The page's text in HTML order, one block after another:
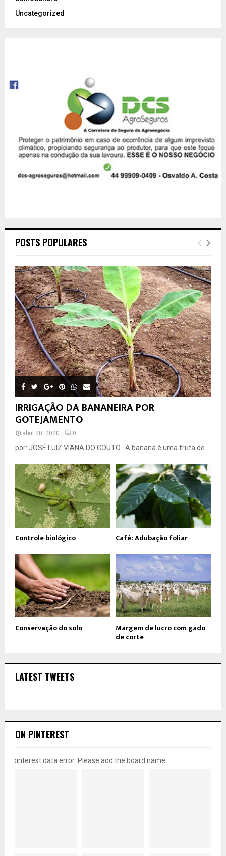
Uncategorized
POSTS POPULARES
IRRIGAÇÃO DA BANANEIRA POR
GOTEJAMENTO
abril 20, 2020 0
por: JOSÉ LUIZ VIANA DO COUTO A banana é uma fruta de...
Controle biológico Café: Adubação foliar
Conservação do solo Margem de lucro com gado
de corte
LATEST TWEETS
ON PINTEREST
pinterest data error: Please add the board name